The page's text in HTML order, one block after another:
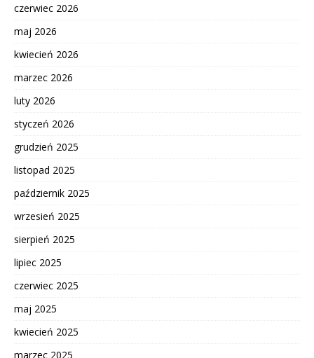
czerwiec 2026
maj 2026
kwiecień 2026
marzec 2026
luty 2026
styczeń 2026
grudzień 2025
listopad 2025
październik 2025
wrzesień 2025
sierpień 2025
lipiec 2025
czerwiec 2025
maj 2025
kwiecień 2025
marzec 2025